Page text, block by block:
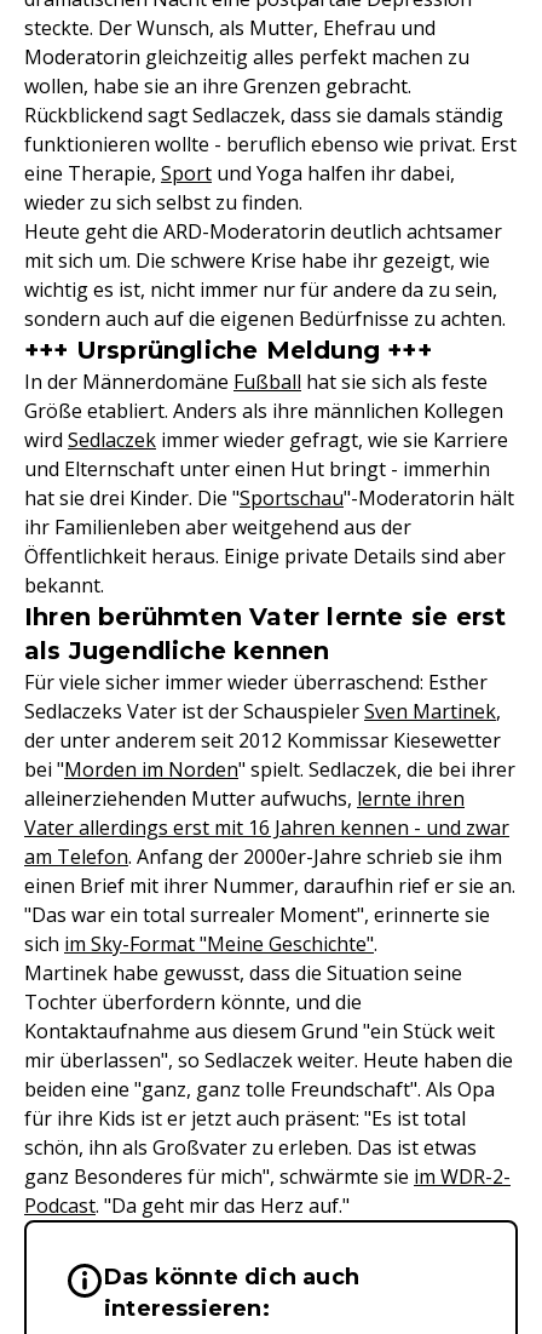
steckte. Der Wunsch, als Mutter, Ehefrau und
Moderatorin gleichzeitig alles perfekt machen zu
wollen, habe sie an ihre Grenzen gebracht.
Rückblickend sagt Sedlaczek, dass sie damals ständig
funktionieren wollte - beruflich ebenso wie privat. Erst
eine Therapie, Sport und Yoga halfen ihr dabei,
wieder zu sich selbst zu finden.
Heute geht die ARD-Moderatorin deutlich achtsamer
mit sich um. Die schwere Krise habe ihr gezeigt, wie
wichtig es ist, nicht immer nur für andere da zu sein,
sondern auch auf die eigenen Bedürfnisse zu achten.
+++ Ursprüngliche Meldung +++
In der Männerdomäne Fußball hat sie sich als feste
Größe etabliert. Anders als ihre männlichen Kollegen
wird Sedlaczek immer wieder gefragt, wie sie Karriere
und Elternschaft unter einen Hut bringt - immerhin
hat sie drei Kinder. Die "Sportschau"-Moderatorin hält
ihr Familienleben aber weitgehend aus der
Öffentlichkeit heraus. Einige private Details sind aber
bekannt.
Ihren berühmten Vater lernte sie erst
als Jugendliche kennen
Für viele sicher immer wieder überraschend: Esther
Sedlaczeks Vater ist der SchauspielerSven Martinek,
der unter anderem seit 2012 Kommissar Kiesewetter
bei "Morden im Norden" spielt. Sedlaczek, die bei ihrer
alleinerziehenden Mutter aufwuchs, lernte ihren
Vater allerdings erst mit 16 Jahren kennen - und zwar
am Telefon. Anfang der 2000er-Jahre schrieb sie ihm
einen Brief mit ihrer Nummer, daraufhin rief er sie an.
"Das war ein total surrealer Moment", erinnerte sie
sich im Sky-Format "Meine Geschichte".
Martinek habe gewusst, dass die Situation seine
Tochter überfordern könnte, und die
Kontaktaufnahme aus diesem Grund "ein Stück weit
mir überlassen", so Sedlaczek weiter. Heute haben die
beiden eine "ganz, ganz tolle Freundschaft". Als Opa
für ihre Kids ist er jetzt auch präsent: "Es ist total
schön, ihn als Großvater zu erleben. Das ist etwas
ganz Besonderes für mich", schwärmte sie im WDR-2-
Podcast. "Da geht mir das Herz auf."
Wichtige Hinweise &
Das könnte dich auch
interessieren: